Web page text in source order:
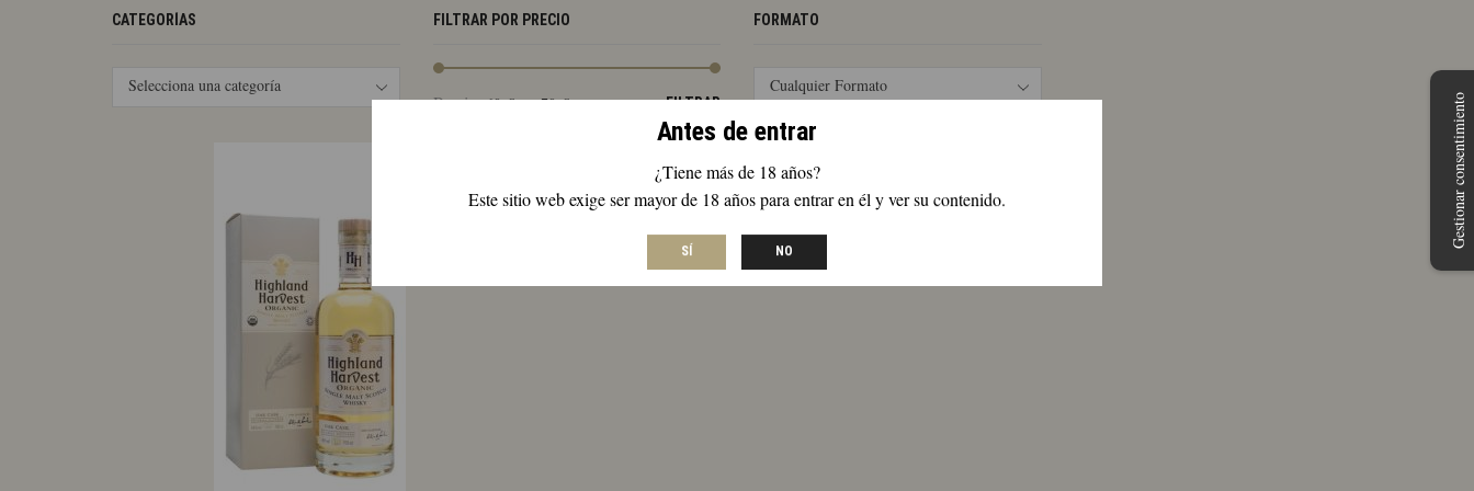
Antes de entrar
¿Tiene más de 18 años?
Este sitio web exige ser mayor de 18 años para entrar en él y ver su contenido.
SÍ NO
CATEGORÍAS
Selecciona una categoría
FILTRAR POR PRECIO
Precio
mínimo
Precio
máximo
FILTRAR
Precio:60 €—70 €
FORMATO
Cualquier Formato
Gestionar consentimiento